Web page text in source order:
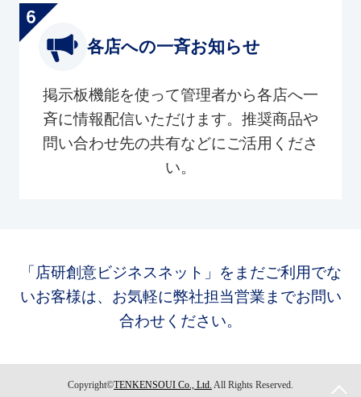
各店への一斉お知らせ
掲示板機能を使って管理者から各店へ一
斉に情報配信いただけます。推奨商品や
問い合わせ先の共有などにご活用くださ
い。
「店研創意ビジネスネット」をまだご利用でな
いお客様は、お気軽に弊社担当営業までお問い
合わせください。
Copyright©TENKENSOUI Co., Ltd. All Rights Reserved.